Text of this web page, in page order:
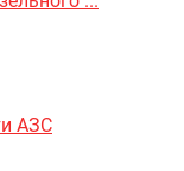
АЗС